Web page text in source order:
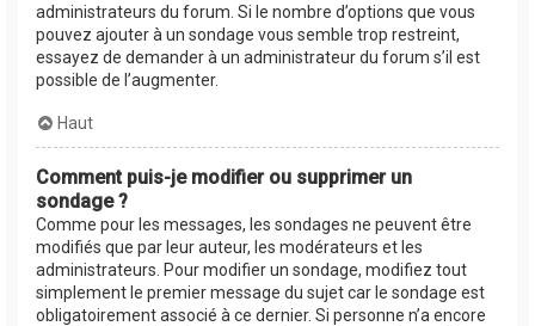
administrateurs du forum. Si le nombre d’options que vous
pouvez ajouter à un sondage vous semble trop restreint,
essayez de demander à un administrateur du forum s’il est
possible de l’augmenter.
Haut
Comment puis-je modifier ou supprimer un
sondage ?
Comme pour les messages, les sondages ne peuvent être
modifiés que par leur auteur, les modérateurs et les
administrateurs. Pour modifier un sondage, modifiez tout
simplement le premier message du sujet car le sondage est
obligatoirement associé à ce dernier. Si personne n’a encore